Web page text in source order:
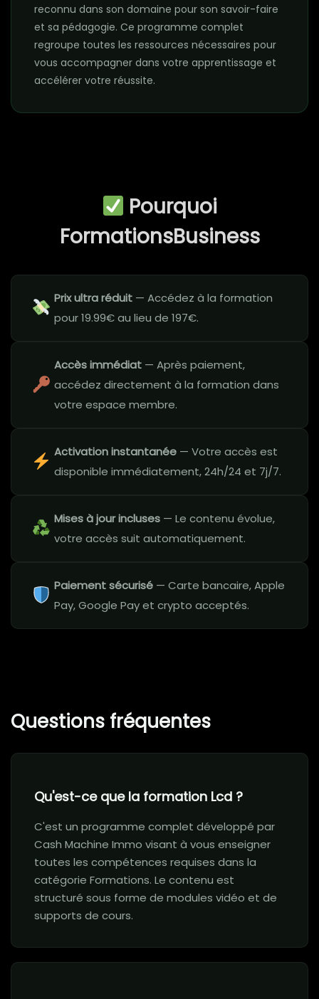
reconnu dans son domaine pour son savoir-faire
et sa pédagogie. Ce programme complet
regroupe toutes les ressources nécessaires pour
vous accompagner dans votre apprentissage et
accélérer votre réussite.
Pourquoi
FormationsBusiness
Prix ultra réduit — Accédez à la formation
pour 19.99€ au lieu de 197€.
Accès immédiat — Après paiement,
accédez directement à la formation dans
votre espace membre.
Activation instantanée — Votre accès est
disponible immédiatement, 24h/24 et 7j/7.
Mises à jour incluses — Le contenu évolue,
votre accès suit automatiquement.
Paiement sécurisé — Carte bancaire, Apple
Pay, Google Pay et crypto acceptés.
Questions fréquentes
Qu'est-ce que la formation Lcd ?
C'est un programme complet développé par
Cash Machine Immo visant à vous enseigner
toutes les compétences requises dans la
catégorie Formations. Le contenu est
structuré sous forme de modules vidéo et de
supports de cours.